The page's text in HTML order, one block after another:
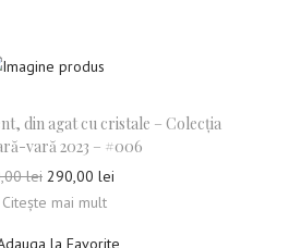
din agat cu cristale – Colecția
vară 2023 – #006
lei 290,00 lei
Citește mai mult
la Favorite